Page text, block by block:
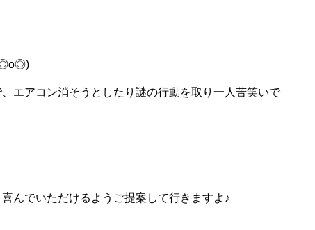
エアコン消そうとしたり謎の行動を取り一人苦笑いで
んでいただけるようご提案して行きますよ♪